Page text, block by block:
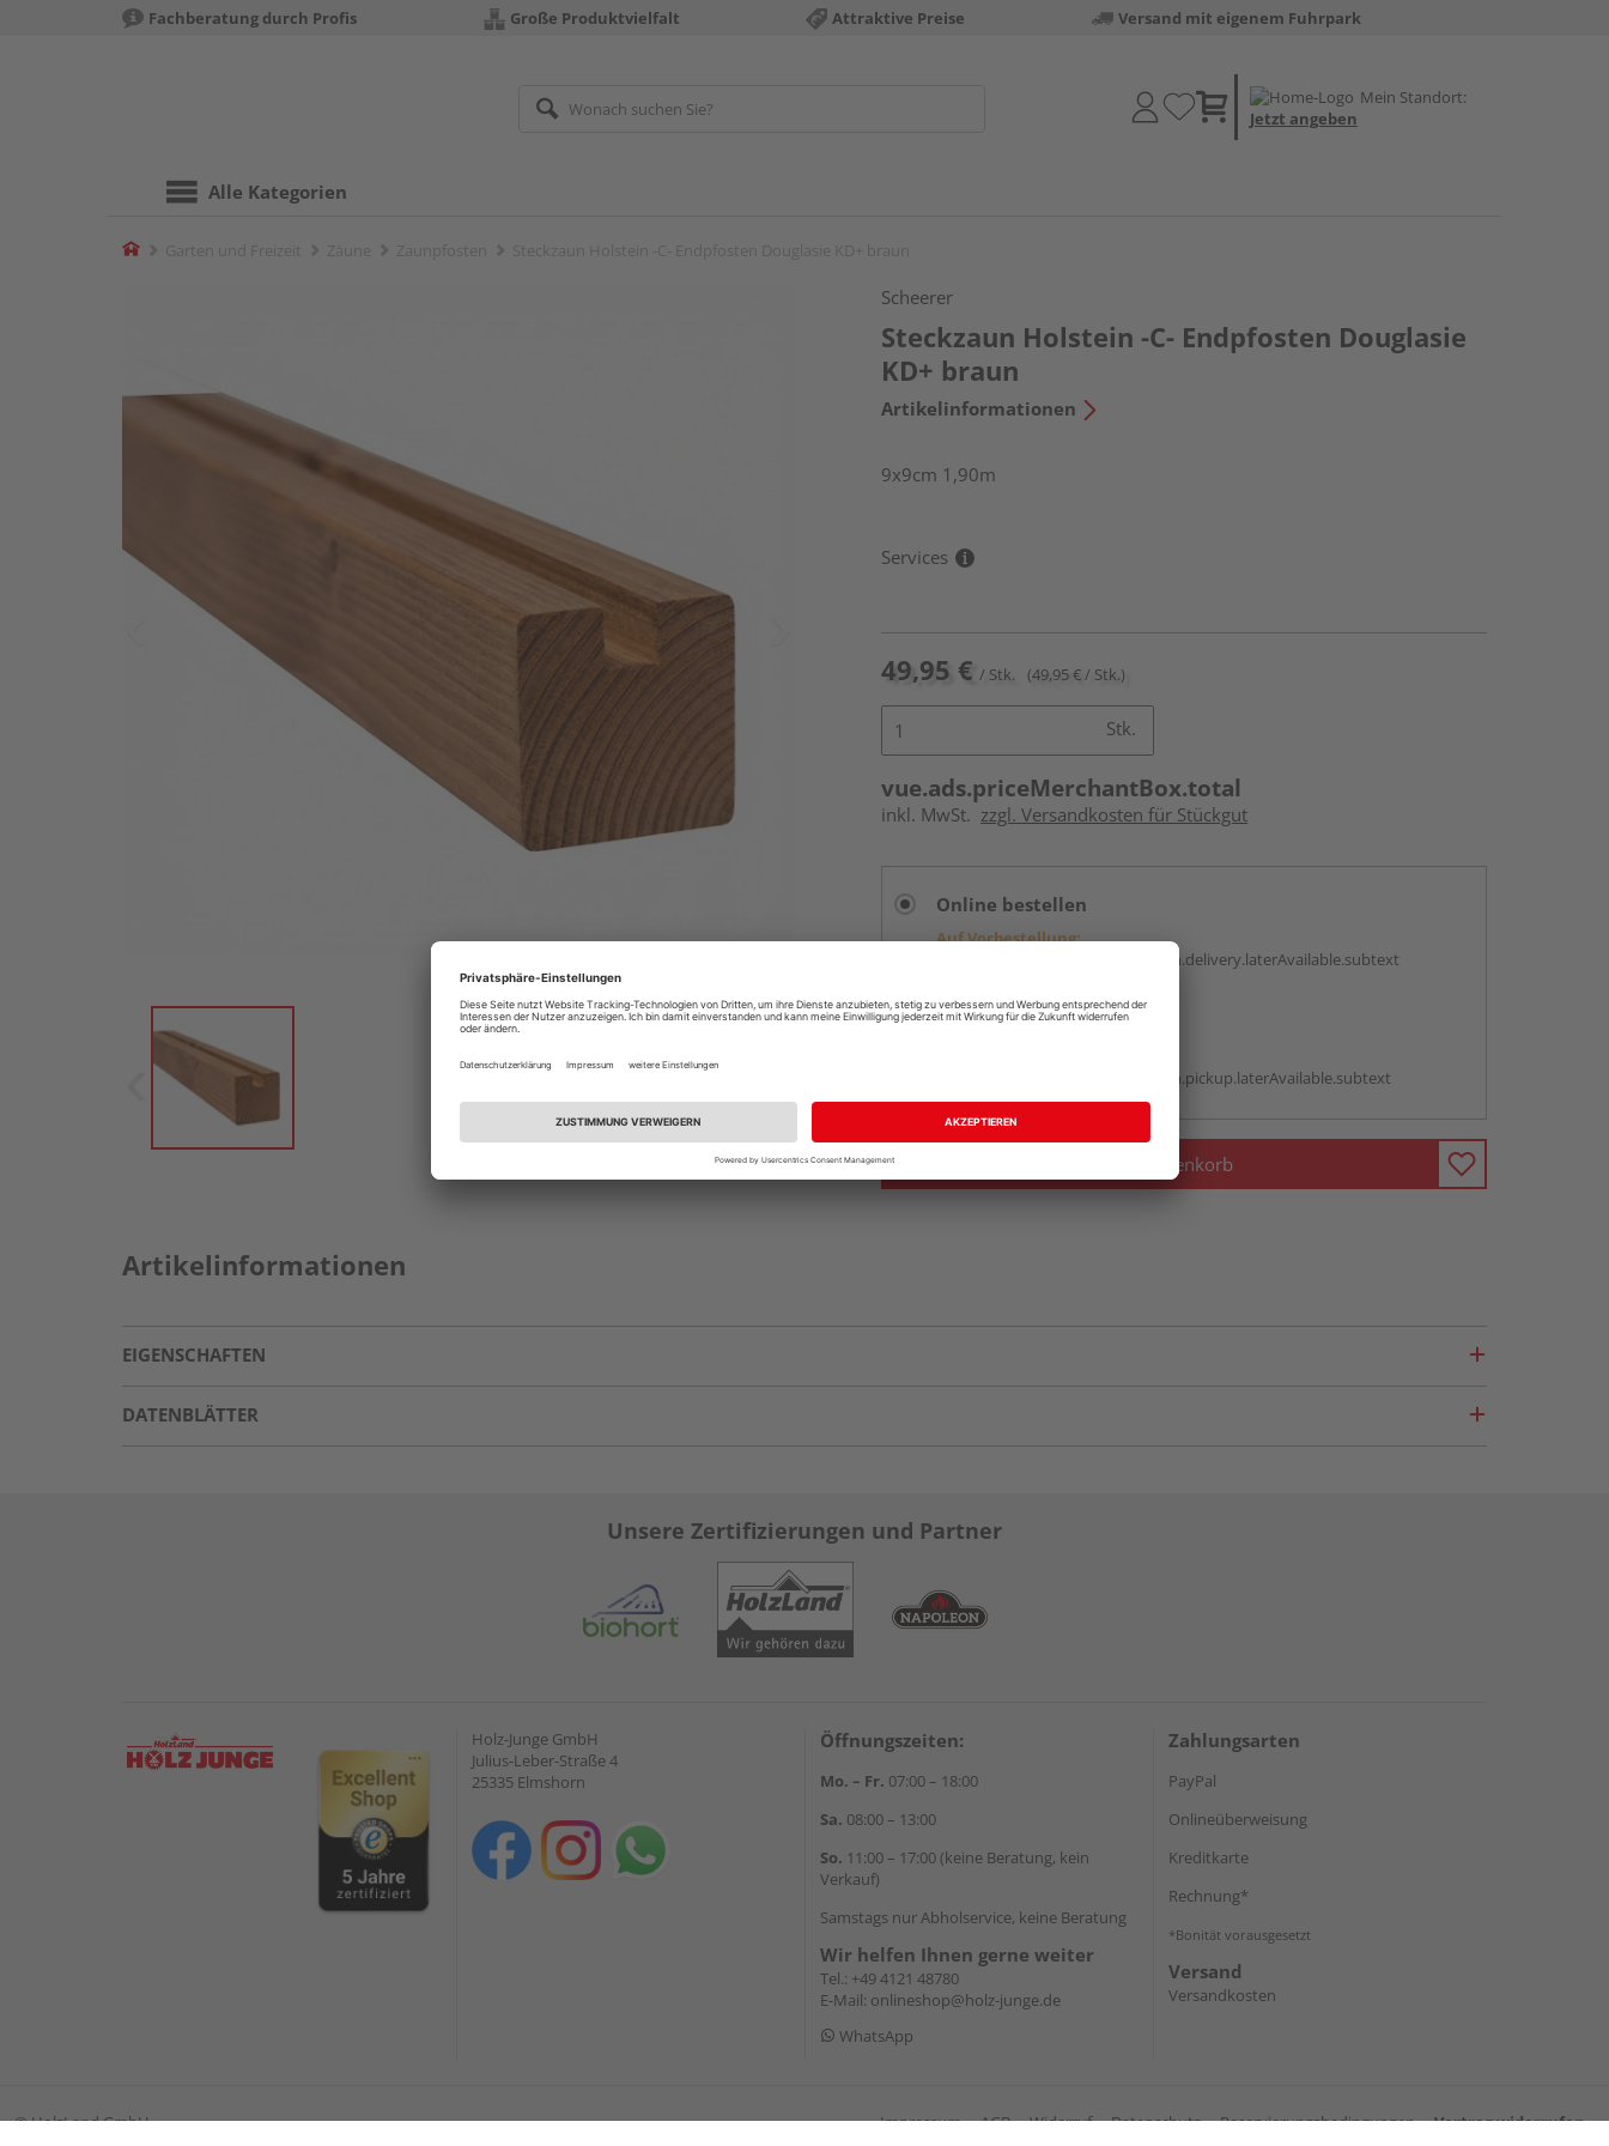
Fachberatung durch Profis Große Produktvielfalt Attraktive Preise Versand mit eigenem Fuhrpark
Mein Standort:
Jetzt angeben
Alle Kategorien
Home
Scheerer
Steckzaun Holstein -C- Endpfosten Douglasie
KD+ braun
Artikelinformationen
9x9cm 1,90m
Services
49,95 € / Stk. (49,95 € / Stk.)
Stk.
vue.ads.priceMerchantBox.total
inkl. MwSt. zzgl. Versandkosten für Stückgut
Online bestellen
Auf Vorbestellung:
vue.ads.priceMerchantBox.option.delivery.laterAvailable.subtext
Beim Händler abholen
vue.ads.priceMerchantBox.option.pickup.laterAvailable.subtext
In den Warenkorb
Artikelinformationen
EIGENSCHAFTEN
DATENBLÄTTER
Unsere Zertifizierungen und Partner
Holz-Junge GmbH
Julius-Leber-Straße 4
25335 Elmshorn
Öffnungszeiten:
Mo. – Fr. 07:00 – 18:00
Sa. 08:00 – 13:00
So. 11:00 – 17:00 (keine Beratung, kein
Verkauf)
Samstags nur Abholservice, keine Beratung
Wir helfen Ihnen gerne weiter
Tel.: +49 4121 48780
E-Mail: onlineshop@holz-junge.de
WhatsApp
Zahlungsarten
PayPal
Onlineüberweisung
Kreditkarte
Rechnung*
*Bonität vorausgesetzt
Versand
Versandkosten
©HolzLand GmbH Impressum AGB Widerruf Datenschutz Reservierungsbedingungen Vertrag widerrufen